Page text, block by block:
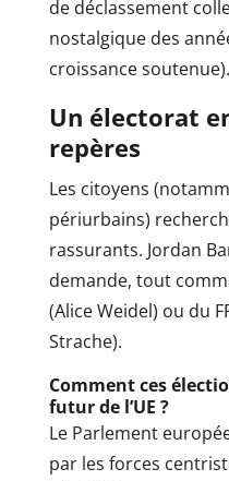
de déclassement
nostalgique des
croissance soutenue).
Un électorat
repères
Les citoyens
périurbains)
rassurants. Jordan
demande, tout
(Alice Weidel) ou du
Strache).
Comment ces
futur de l’UE ?
Le Parlement
par les forces